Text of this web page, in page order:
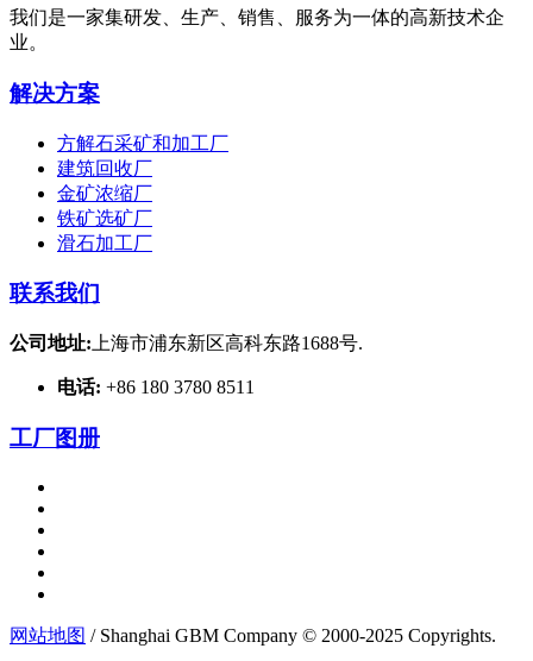
我们是一家集研发、生产、销售、服务为一体的高新技术企
业。
解决方案
方解石采矿和加工厂
建筑回收厂
金矿浓缩厂
铁矿选矿厂
滑石加工厂
联系我们
公司地址: 上海市浦东新区高科东路1688号.
电话: +86 180 3780 8511
工厂图册
网站地图 / Shanghai GBM Company © 2000-2025 Copyrights.